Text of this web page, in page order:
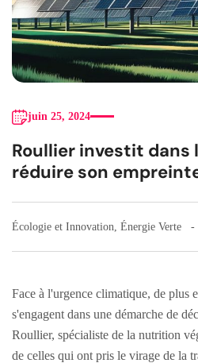
juin 25, 2024
Roullier investit dans
réduire son
Écologie et Innovation Énergie Verte
Face à l'urgence climatique, de plus
s'engagent dans une démarche de
Roullier, spécialiste de la nutrition
de celles qui ont pris le virage de la